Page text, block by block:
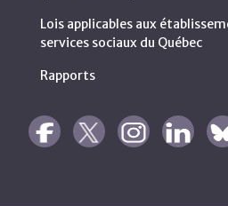
Lois applicables aux
services sociaux du Québec
Rapports